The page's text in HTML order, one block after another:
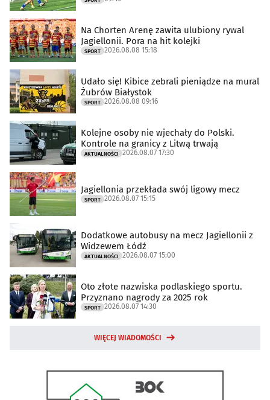
Na Chorten Arenę zawita ulubiony rywal
Jagiellonii. Pora na hit kolejki
SPORT 2026.08.08 15:18
Udało się! Kibice zebrali pieniądze na mural
Żubrów Białystok
SPORT 2026.08.08 09:16
Kolejne osoby nie wjechały do Polski.
Kontrole na granicy z Litwą trwają
AKTUALNOŚCI 2026.08.07 17:30
Jagiellonia przekłada swój ligowy mecz
SPORT 2026.08.07 15:15
Dodatkowe autobusy na mecz Jagiellonii z
Widzewem Łódź
AKTUALNOŚCI 2026.08.07 15:00
Oto złote nazwiska podlaskiego sportu.
Przyznano nagrody za 2025 rok
SPORT 2026.08.07 14:30
WIĘCEJ WIADOMOŚCI